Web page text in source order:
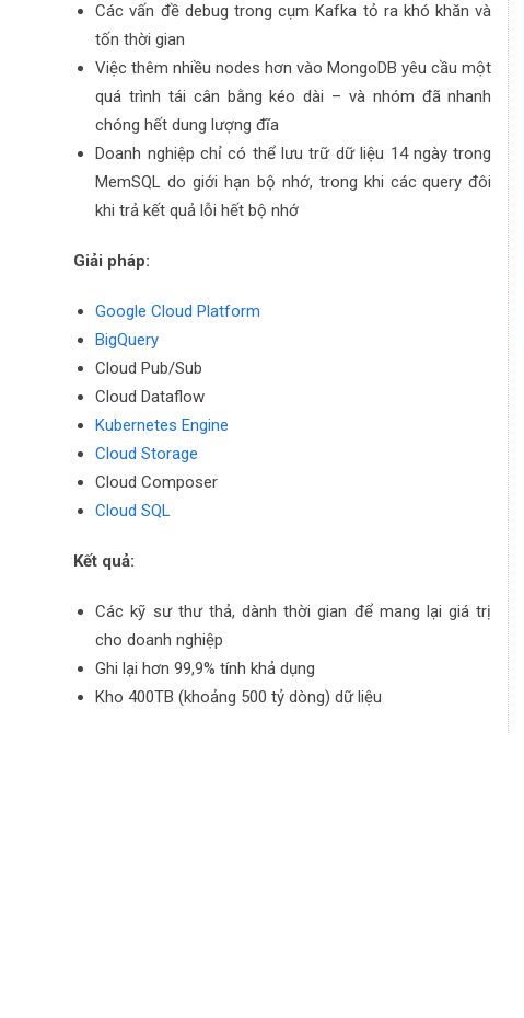
Các vấn đề debug trong cụm Kafka tỏ ra khó khăn và
tốn thời gian
Việc thêm nhiều nodes hơn vào MongoDB yêu cầu một
quá trình tái cân bằng kéo dài – và nhóm đã nhanh
chóng hết dung lượng đĩa
Doanh nghiệp chỉ có thể lưu trữ dữ liệu 14 ngày trong
MemSQL do giới hạn bộ nhớ, trong khi các query đôi
khi trả kết quả lỗi hết bộ nhớ
Giải pháp:
Google Cloud Platform
BigQuery
Cloud Pub/Sub
Cloud Dataflow
Kubernetes Engine
Cloud Storage
Cloud Composer
Cloud SQL
Kết quả:
Các kỹ sư thư thả, dành thời gian để mang lại giá trị
cho doanh nghiệp
Ghi lại hơn 99,9% tính khả dụng
Kho 400TB (khoảng 500 tỷ dòng) dữ liệu